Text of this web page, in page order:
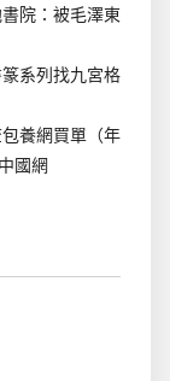
院：被毛澤東
系列找九宮格
養網買單（年
國網